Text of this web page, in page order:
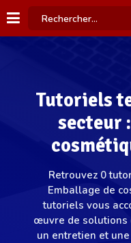
Tutoriels
secteur
Retrouvez 0
Emballage de
tutoriels vous
œuvre de solutions
un entretien et